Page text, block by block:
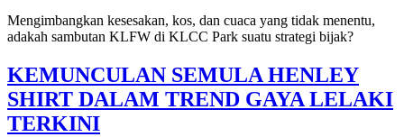
Mengimbangkan kesesakan, kos, dan cuaca yang tidak menentu,
adakah sambutan KLFW di KLCC Park suatu strategi bijak?
KEMUNCULAN SEMULA HENLEY
SHIRT DALAM TREND GAYA LELAKI
TERKINI